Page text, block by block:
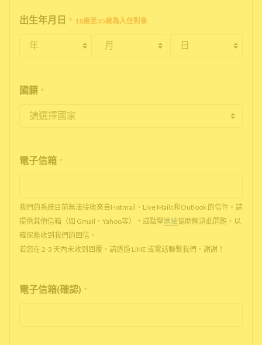
出生年月日 * 18歲至35歲為入住對象
國籍 *
電子信箱 *
我們的系統目前無法接收來自Hotmail、Live Mailc和Outlook 的信件。請
提供其他信箱（如 Gmail、Yahoo等），或點擊連結協助解決此問題，以
確保能收到我們的回信。
若您在 2-3 天內未收到回覆，請透過 LINE 或電話聯繫我們。謝謝！
電子信箱(確認) *